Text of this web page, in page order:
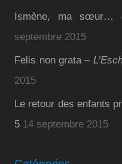
Ismène, ma sœur…
septembre 2015
Felis non grata –
2015
Le retour des enfants
5 14 septembre 2015